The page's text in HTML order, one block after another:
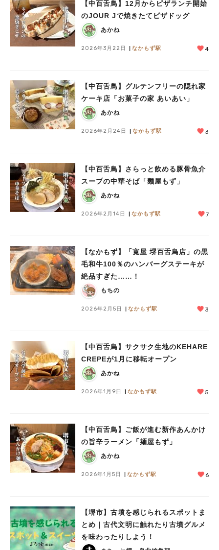
【中百舌鳥】12月からピザランチ開始
のJOUR Jで焼きたてピザドッグ
あかね
2026年3月22日 なかもず駅 4
【中百舌鳥】グルテンフリーの隠れ家
ケーキ店「お菓子の家 あいあい」
あかね
2026年2月24日 なかもず駅 3
【中百舌鳥】さらっと飲める豚骨魚介
スープの中華そば「麺屋もず」
あかね
2026年2月14日 なかもず駅 7
【なかもず】「寛屋 堺百舌鳥店」の黒
毛和牛100％のハンバーグステーキが
絶品すぎた……！
もちの
2026年2月5日 なかもず駅 3
【中百舌鳥】サクサク生地のKEHARE
CREPEが1月に移転オープン
あかね
2026年1月9日 なかもず駅 5
【中百舌鳥】ご飯が進む新作あんかけ
の旨辛ラーメン「麺屋もず」
あかね
2026年1月5日 なかもず駅 6
【堺市】古墳を感じられるスポットま
とめ｜古代文明に触れたり古墳グルメ
を味わったりしよう！